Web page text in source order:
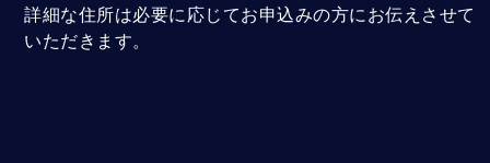
詳細な住所は必要に応じてお申込みの方にお伝えさせて
いただきます。